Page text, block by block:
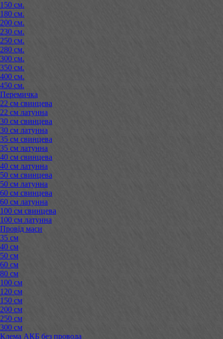
150 см.
180 см.
200 см.
230 см.
250 см.
280 см.
300 см.
350 см.
400 см.
450 см.
Перемичка
22 см свинцева
22 см латунна
30 см свинцева
30 см латунна
35 см свинцева
35 см латунна
40 см свинцева
40 см латунна
50 см свинцева
50 см латунна
60 см свинцева
60 см латунна
100 см свинцева
100 см латунна
Провід маси
35 см
40 см
50 см
60 см
80 см
100 см
120 см
150 см
200 см
250 см
300 см
Клема АКБ без провода